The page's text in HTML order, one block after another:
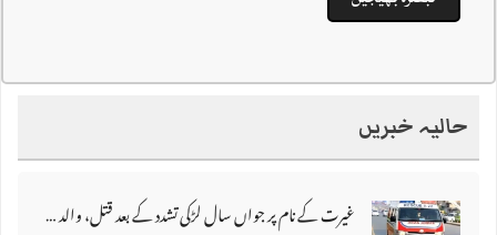
حالیہ خبریں
غیرت کے نام پر جواں سال لڑکی تشدد کے بعد قتل، والد اور دو بھائی گرفتار